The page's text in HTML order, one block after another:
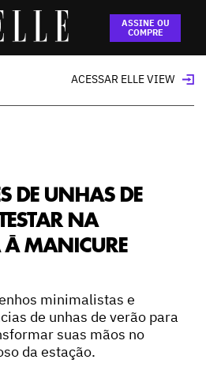
ASSINE OU
COMPRE
de unhas de verão para testar
ACESSAR ELLE VIEW
DE UNHAS DE
NA
MANICURE
minimalistas e
de unhas de verão para
suas mãos no
da estação.